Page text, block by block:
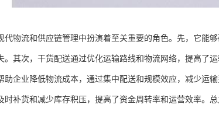
代物流和供应链管理中扮演着至关重要的角色。先，它能
。其次，干货配送通过优化运输路线和物流网络，提高了
助企业降低物流成本，通过集中配送和规模效应，减少运
时补货和减少库存积压，提高了资金周转率和运营效率。